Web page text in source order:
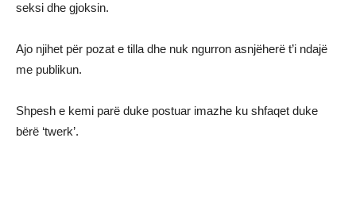
seksi dhe gjoksin.
Ajo njihet për pozat e tilla dhe nuk ngurron asnjëherë t’i ndajë
me publikun.
Shpesh e kemi parë duke postuar imazhe ku shfaqet duke
bërë ‘twerk’.